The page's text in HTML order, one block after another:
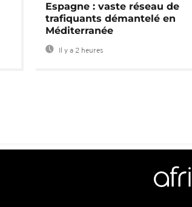
Espagne : vaste réseau de
trafiquants démantelé en
Méditerranée
Il y a 2 heures